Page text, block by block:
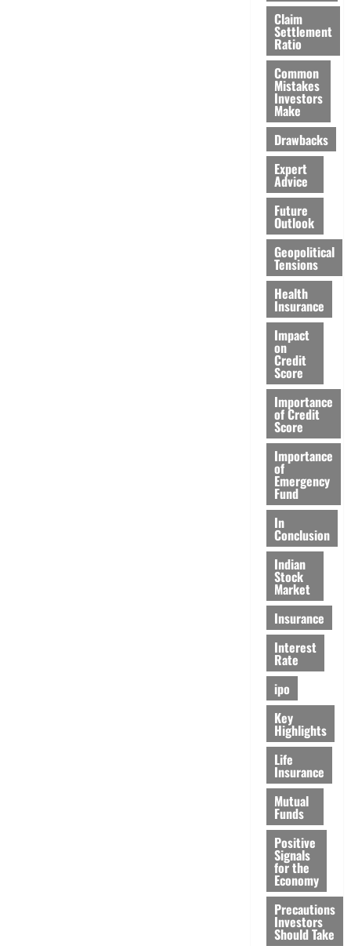
Claim
Settlement
Ratio
Common
Mistakes
Investors
Make
Drawbacks
Expert
Advice
Future
Outlook
Geopolitical
Tensions
Health
Insurance
Impact
on
Credit
Score
Importance
of Credit
Score
Importance
of
Emergency
Fund
In
Conclusion
Indian
Stock
Market
Insurance
Interest
Rate
ipo
Key
Highlights
Life
Insurance
Mutual
Funds
Positive
Signals
for the
Economy
Precautions
Investors
Should Take